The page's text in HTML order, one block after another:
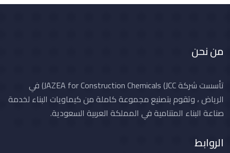
من نحن
تأسست شركة JAZEA for Construction Chemicals (JCC) في
الرياض ، وتقوم بتصنيع مجموعة كاملة من كيماويات البناء لخدمة
صناعة البناء المتنامية في المملكة العربية السعودية.
الروابط